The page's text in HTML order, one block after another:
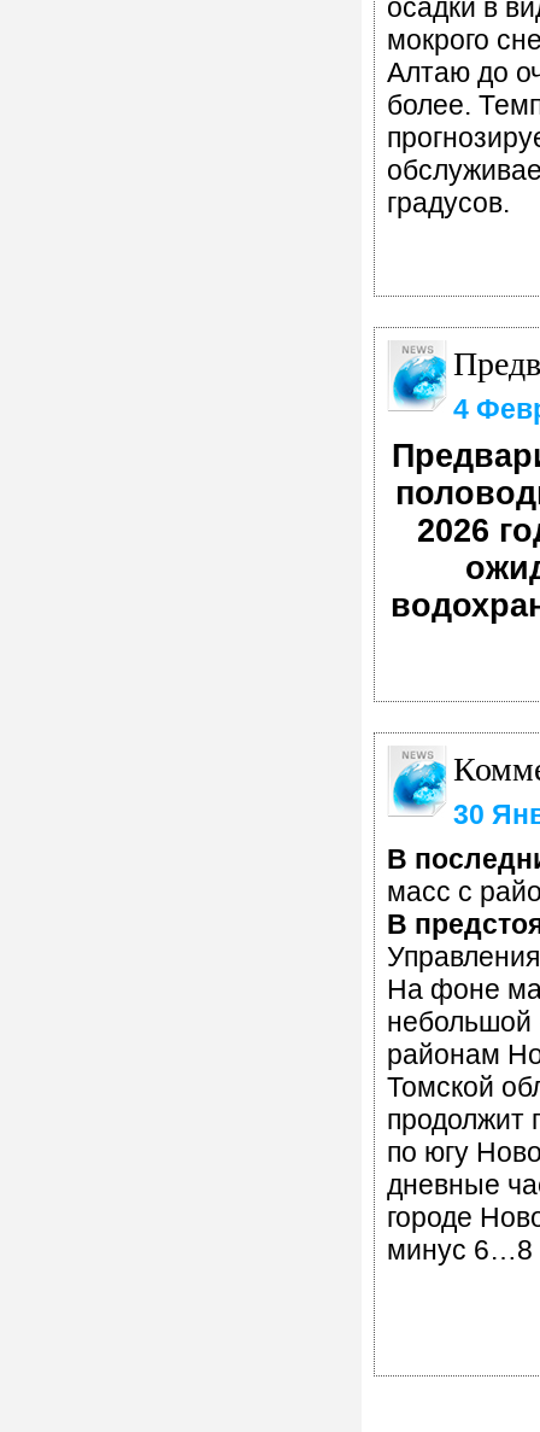
осадки в
мокрого
Алтаю до
более.
градусов.
4
2026
30
В
масс с
В
На фоне
небольшой
районам
Томской
продолжит
по югу
дневные
городе
минус 6…8